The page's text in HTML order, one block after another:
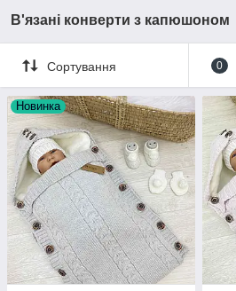
В'язані конверти з капюшоном
Сортування 0
Новинка